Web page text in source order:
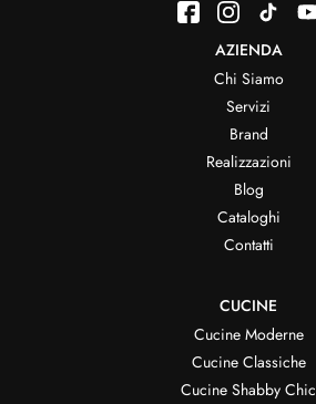
AZIENDA
Chi Siamo
Servizi
Brand
Realizzazioni
Blog
Cataloghi
Contatti
CUCINE
Cucine Moderne
Cucine Classiche
Cucine Shabby Chic